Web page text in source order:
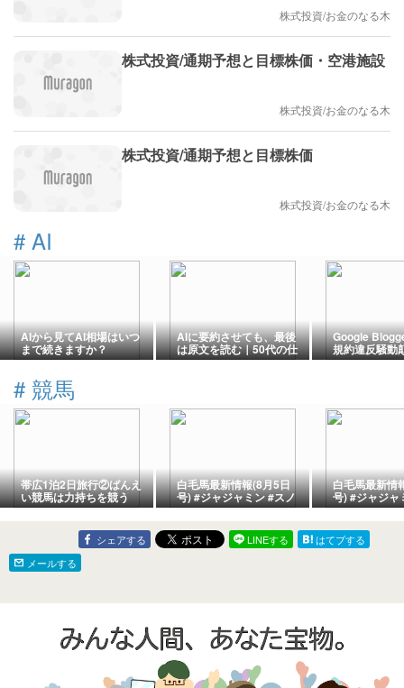
株式投資/お金のなる木
株式投資/通期予想と目標株価・空港施設
株式投資/お金のなる木
株式投資/通期予想と目標株価
株式投資/お金のなる木
# AI
AIから見てAI相場はいつ
まで続きますか？
AIに要約させても、最後
は原文を読む｜50代の仕
事が楽にならない理由
Google
規約違反騒
2026/8/6(木)
# 競馬
帯広1泊2日旅行②ばんえ
い競馬は力持ちを競う
白毛馬最新情報(8月5日
号) #ジャジャミン #スノ
ーエルヴァ #スーホ #ス
ノーウィスパー #カルパ
#ゴージャス #シュネーグ
ロッケン
白毛馬最新情
号) #ジャジャ
ーエルヴァ #
ノーウィスパ
#ゴージャス
ロッケン
シェアする LINEする
はてブする
メールする